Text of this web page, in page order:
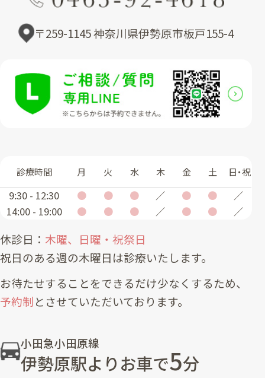
〒259-1145 神奈川県伊勢原市板戸155-4
診療時間 月 火 水 木 金 土 日・祝
9:30 - 12:30 ● ● ● ／ ● ●
／
14:00 - 19:00
● ● ● ／ ● ● ／
休診日： 木曜、日曜・祝祭日
祝日のある週の木曜日は診療いたします。
お待たせすることをできるだけ少なくするため、
予約制とさせていただいております。
小田急小田原線
伊勢原駅よりお車で5分